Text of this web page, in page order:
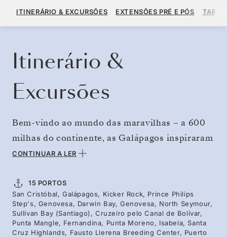
A PARTIR DE US$ 13.770
ITINERÁRIO & EXCURSÕES EXTENSÕES PRÉ E PÓS
Itinerário &
Excursões
Bem-vindo ao mundo das maravilhas – a 600
milhas do continente, as Galápagos inspiraram
a teoria da evolução de Darwin e mantêm-se
ilhas remotas que albergam os patolas-de-
patas-vermelhas e as grandes fragatas, veja as
iguanas de terra a passear pelas costas
vulcânicas e observe as baleias-jubarte nos
CONTINUAR A LER
15 PORTOS
San Cristóbal, Galápagos, Kicker Rock, Prince Philips
Step's, Genovesa, Darwin Bay, Genovesa, North Seymour,
Sullivan Bay (Santiago), Cruzeiro pelo Canal de Bolívar,
Punta Mangle, Fernandina, Punta Moreno, Isabela, Santa
Cruz Highlands, Fausto Llerena Breeding Center, Puerto